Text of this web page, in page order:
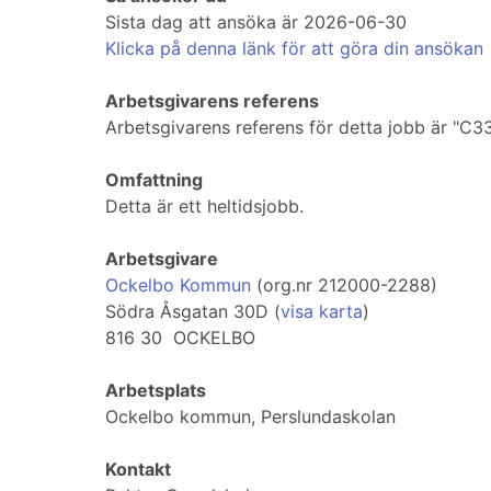
Sista dag att ansöka är 2026-06-30
Klicka på denna länk för att göra din ansökan
Arbetsgivarens referens
Arbetsgivarens referens för detta jobb är
Omfattning
Detta är ett heltidsjobb.
Arbetsgivare
Ockelbo Kommun (org.nr 212000-2288)
Södra Åsgatan 30D (visa karta)
816 30 OCKELBO
Arbetsplats
Ockelbo kommun, Perslundaskolan
Kontakt